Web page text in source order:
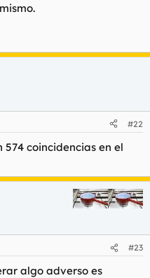
#22
coincidencias en el
#23
algo adverso es